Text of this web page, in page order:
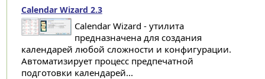
Calendar Wizard 2.3
Calendar Wizard - утилита
предназначена для создания
календарей любой сложности и конфигурации.
Автоматизирует процесс предпечатной
подготовки календарей...